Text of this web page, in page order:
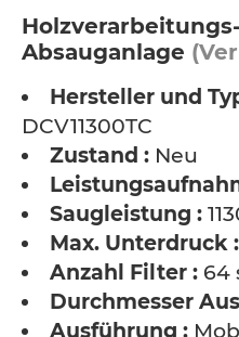
Absauganlage
Hersteller und
DCV11300TC
Zustand : Neu
Saugleistung :
Max. Unterdruck :
Anzahl Filter : 64
Durchmesser
Ausführung :